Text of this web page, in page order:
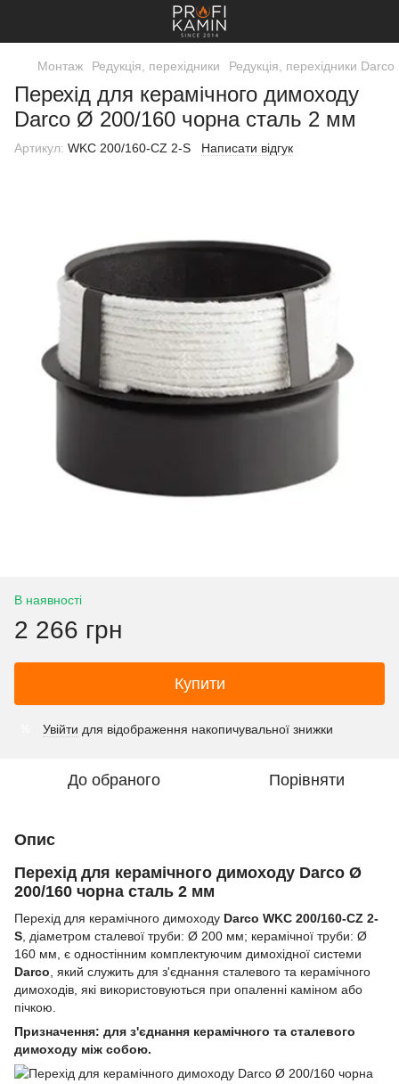
Монтаж Редукція, перехідники Редукція, перехідники Darco
Перехід для керамічного димоходу
Darco Ø 200/160 чорна сталь 2 мм
Артикул: WKC 200/160-CZ 2-S Написати відгук
В наявності
2 266 грн
Купити
Увійти для відображення накопичувальної знижки
До обраного Порівняти
Опис
Перехід для керамічного димоходу Darco Ø
200/160 чорна сталь 2 мм
Перехід для керамічного димоходу Darco WKC 200/160-CZ 2-
S , діаметром сталевої труби: Ø 200 мм; керамічної труби: Ø
160 мм, є одностінним комплектуючим димохідної системи
Darco , який служить для з'єднання сталевого та керамічного
димоходів, які використовуються при опаленні каміном або
пічкою.
Призначення: для з'єднання керамічного та сталевого
димоходу між собою.